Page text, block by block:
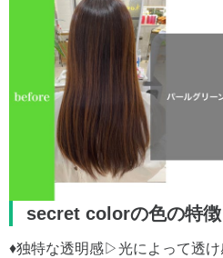
secret colorの色の特徴
♦︎独特な透明感▷光によって透け